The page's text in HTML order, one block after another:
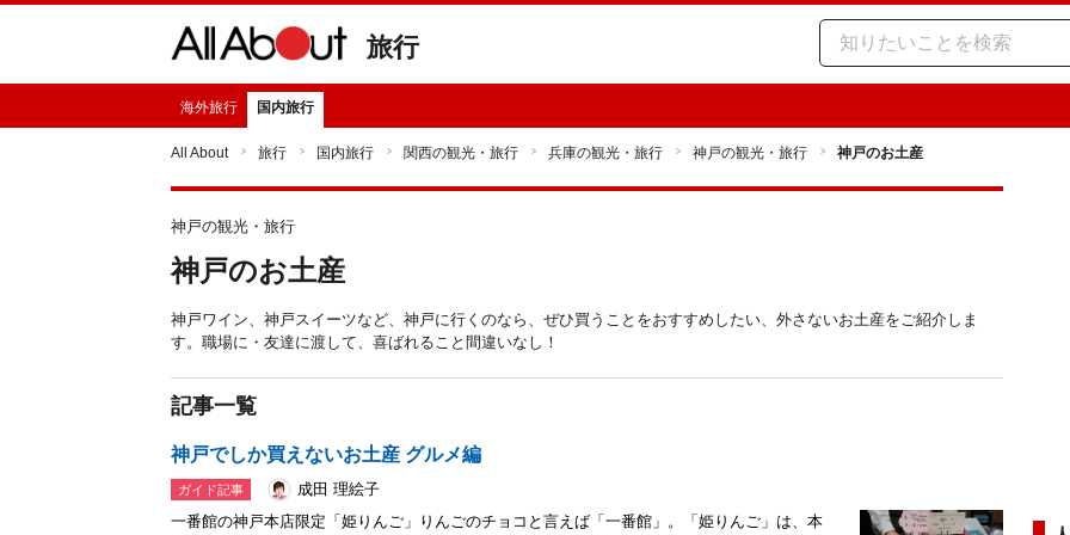
旅行
海外旅行 国内旅行
All About 旅行 国内旅行 関西の観光・旅行 兵庫の観光・旅行 神戸の観光・旅行 神戸のお土産
神戸の観光・旅行
神戸のお土産
神戸ワイン、神戸スイーツなど、神戸に行くのなら、ぜひ買うことをおすすめしたい、外さないお土産をご紹介しま
す。職場に・友達に渡して、喜ばれること間違いなし！
記事一覧
神戸でしか買えないお土産 グルメ編
ガイド記事
成田 理絵子
一番館の神戸本店限定「姫りんご」りんごのチョコと言えば「一番館」。「姫りんご」は、本